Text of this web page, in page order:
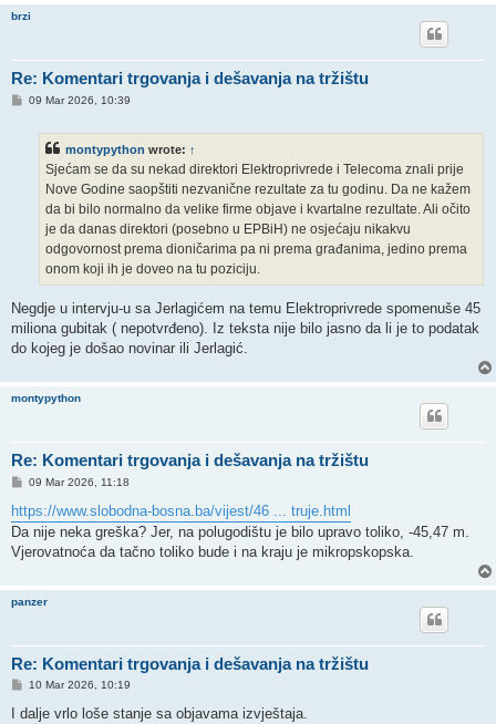
brzi
Re: Komentari trgovanja i dešavanja na tržištu
P09 Mar 2026, 10:39
montypython wrote: ↑
Sjećam se da su nekad direktori Elektroprivrede i Telecoma znali prije
Nove Godine saopštiti nezvanične rezultate za tu godinu. Da ne kažem
da bi bilo normalno da velike firme objave i kvartalne rezultate. Ali očito
je da danas direktori (posebno u EPBiH) ne osjećaju nikakvu
odgovornost prema dioničarima pa ni prema građanima, jedino prema
onom koji ih je doveo na tu poziciju.
Negdje u intervju-u sa Jerlagićem na temu Elektroprivrede spomenuše 45
miliona gubitak ( nepotvrđeno). Iz teksta nije bilo jasno da li je to podatak
do kojeg je došao novinar ili Jerlagić.
montypython
Re: Komentari trgovanja i dešavanja na tržištu
P
s
t
09 Mar 2026, 11:18
https://www.slobodna-bosna.ba/vijest/46 ... truje.html
Da nije neka greška? Jer, na polugodištu je bilo upravo toliko, -45,47 m.
Vjerovatnoća da tačno toliko bude i na kraju je mikropskopska.
panzer
Re: Komentari trgovanja i dešavanja na tržištu
P
s
10 Mar 2026, 10:19
I dalje vrlo loše stanje sa objavama izvještaja.